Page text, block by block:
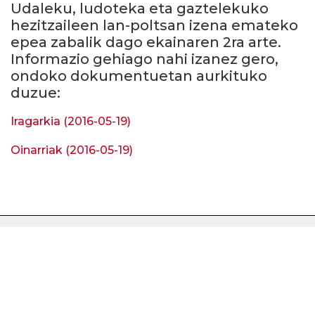
Udaleku, ludoteka eta gaztelekuko
hezitzaileen lan-poltsan izena emateko
epea zabalik dago ekainaren 2ra arte.
Informazio gehiago nahi izanez gero,
ondoko dokumentuetan aurkituko
duzue:
Iragarkia (2016-05-19)
Oinarriak (2016-05-19)